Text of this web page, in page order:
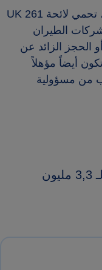
منذ خروج بريطانيا من الاتحاد الأوروبي، تحمي لائحة UK 261
الطيران
لأكثر من 3 ساعات أو الحجز الزائد عن
أيضاً مؤهلاً
من مسؤولية
حصلت AirHelp على تعويضات لـ 3,3 مليون